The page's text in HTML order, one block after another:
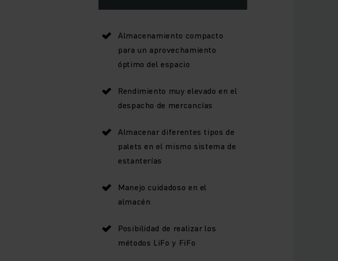
Almacenamiento compacto
para un aprovechamiento
óptimo del espacio
Rendimiento muy elevado en el
despacho de mercancías
Almacenar diferentes tipos de
palets en el mismo sistema de
estanterías
Manejo cuidadoso en el
almacén
Posibilidad de realizar los
métodos LiFo y FiFo